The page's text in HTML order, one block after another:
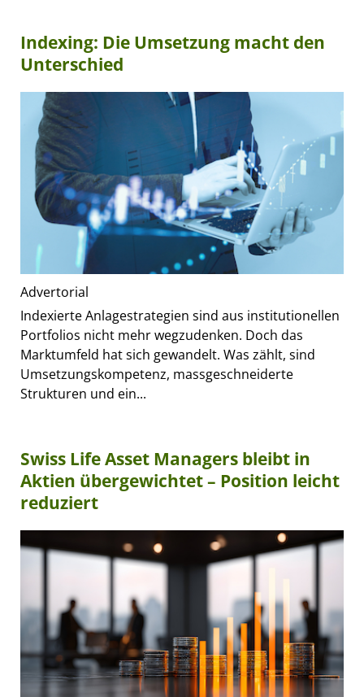
Indexing: Die Umsetzung macht den
Unterschied
Advertorial
Indexierte Anlagestrategien sind aus institutionellen
Portfolios nicht mehr wegzudenken. Doch das
Marktumfeld hat sich gewandelt. Was zählt, sind
Umsetzungskompetenz, massgeschneiderte
Strukturen und ein...
Swiss Life Asset Managers bleibt in
Aktien übergewichtet – Position leicht
reduziert